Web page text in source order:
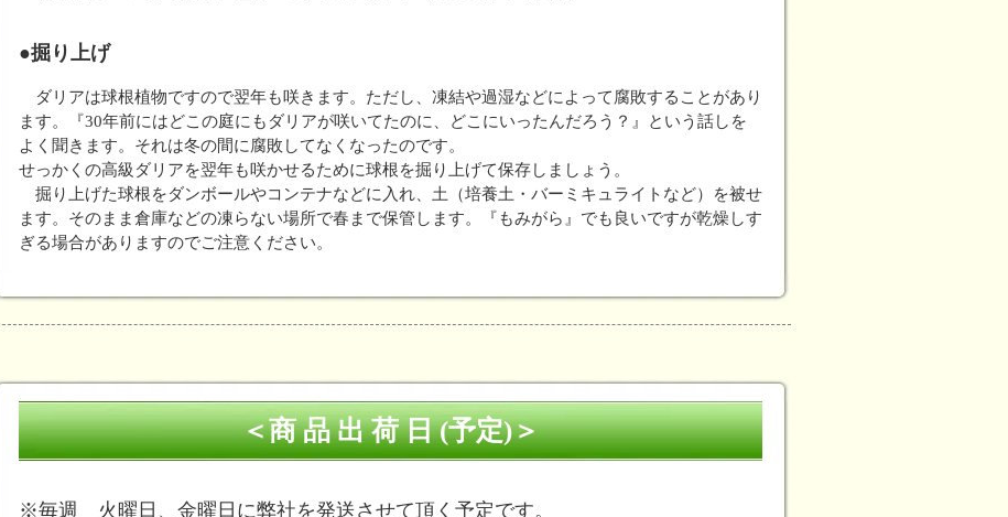
●掘り上げ
ダリアは球根植物ですので翌年も咲きます。ただし、凍結や過湿などによって腐敗することがあり
ます。『30年前にはどこの庭にもダリアが咲いてたのに、どこにいったんだろう？』という話しを
よく聞きます。それは冬の間に腐敗してなくなったのです。
せっかくの高級ダリアを翌年も咲かせるために球根を掘り上げて保存しましょう。
掘り上げた球根をダンボールやコンテナなどに入れ、土（培養土・バーミキュライトなど）を被せ
ます。そのまま倉庫などの凍らない場所で春まで保管します。『もみがら』でも良いですが乾燥しす
ぎる場合がありますのでご注意ください。
＜商 品 出 荷 日 (予定)＞
※毎週 火曜日、金曜日に弊社を発送させて頂く予定です。